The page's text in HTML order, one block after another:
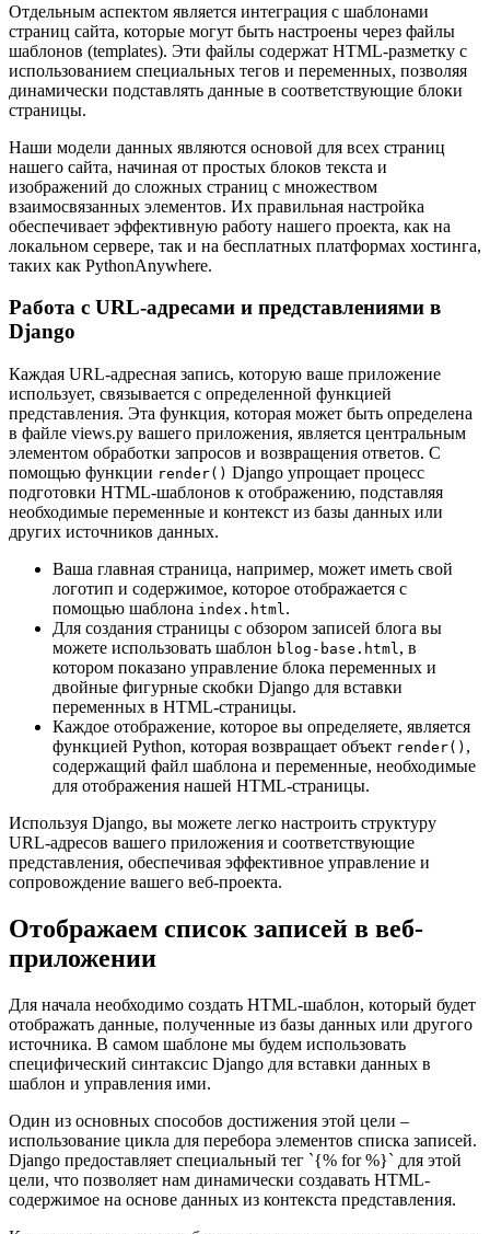
Отдельным аспектом является интеграция с шаблонами
страниц сайта, которые могут быть настроены через файлы
шаблонов (templates). Эти файлы содержат HTML-разметку с
использованием специальных тегов и переменных, позволяя
динамически подставлять данные в соответствующие блоки
страницы.
Наши модели данных являются основой для всех страниц
нашего сайта, начиная от простых блоков текста и
изображений до сложных страниц с множеством
взаимосвязанных элементов. Их правильная настройка
обеспечивает эффективную работу нашего проекта, как на
локальном сервере, так и на бесплатных платформах хостинга,
таких как PythonAnywhere.
Работа с URL-адресами и представлениями в
Django
Каждая URL-адресная запись, которую ваше приложение
использует, связывается с определенной функцией
представления. Эта функция, которая может быть определена
в файле views.py вашего приложения, является центральным
элементом обработки запросов и возвращения ответов. С
помощью функции render() Django упрощает процесс
подготовки HTML-шаблонов к отображению, подставляя
необходимые переменные и контекст из базы данных или
других источников данных.
Ваша главная страница, например, может иметь свой
логотип и содержимое, которое отображается с
помощью шаблона index.html.
Для создания страницы с обзором записей блога вы
можете использовать шаблон blog-base.html, в
котором показано управление блока переменных и
двойные фигурные скобки Django для вставки
переменных в HTML-страницы.
Каждое отображение, которое вы определяете, является
функцией Python, которая возвращает объект render() ,
содержащий файл шаблона и переменные, необходимые
для отображения нашей HTML-страницы.
Используя Django, вы можете легко настроить структуру
URL-адресов вашего приложения и соответствующие
представления, обеспечивая эффективное управление и
сопровождение вашего веб-проекта.
Отображаем список записей в веб-
приложении
Для начала необходимо создать HTML-шаблон, который будет
отображать данные, полученные из базы данных или другого
источника. В самом шаблоне мы будем использовать
специфический синтаксис Django для вставки данных в
шаблон и управления ими.
Один из основных способов достижения этой цели –
использование цикла для перебора элементов списка записей.
Django предоставляет специальный тег `{% for %}` для этой
цели, что позволяет нам динамически создавать HTML-
содержимое на основе данных из контекста представления.